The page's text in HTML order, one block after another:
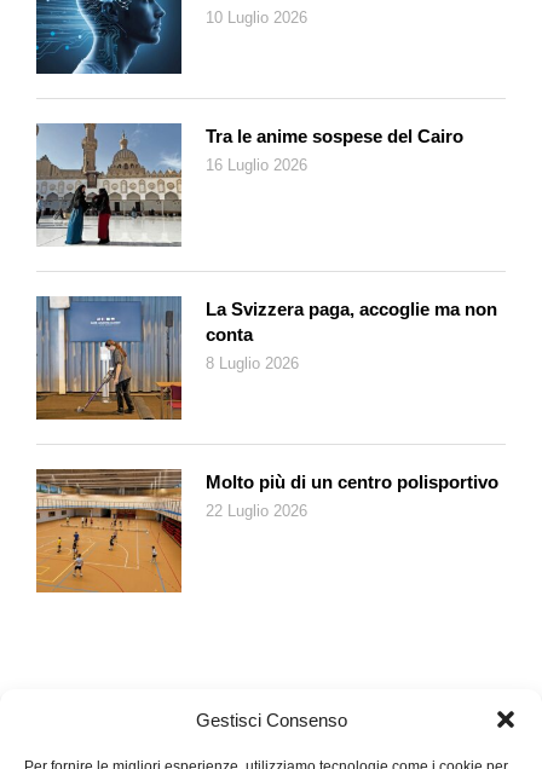
Gestisci Consenso
Ritagliate quindi:
– 8 sagome del petalo piccolo, che accoppiate due a due
formeranno 4 petali
– 10 sagome del petalo grande, che accoppiate due a due
formeranno 5 petali
per comporre il vostro papavero.
10 Luglio 2026
Tra le anime sospese del Cairo
16 Luglio 2026
La Svizzera paga, accoglie ma non
conta
8 Luglio 2026
Molto più di un centro polisportivo
22 Luglio 2026